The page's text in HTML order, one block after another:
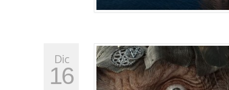
Dic
16